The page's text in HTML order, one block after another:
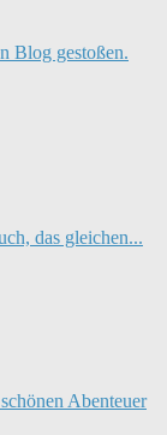
Blog gestoßen.
das gleichen...
Abenteuer